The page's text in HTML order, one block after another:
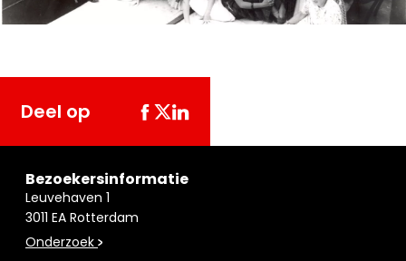
Deel op
Bezoekersinformatie
Leuvehaven 1
3011 EA Rotterdam
Onderzoek